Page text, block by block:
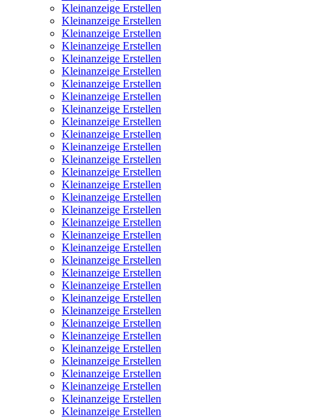
Kleinanzeige Erstellen
Kleinanzeige Erstellen
Kleinanzeige Erstellen
Kleinanzeige Erstellen
Kleinanzeige Erstellen
Kleinanzeige Erstellen
Kleinanzeige Erstellen
Kleinanzeige Erstellen
Kleinanzeige Erstellen
Kleinanzeige Erstellen
Kleinanzeige Erstellen
Kleinanzeige Erstellen
Kleinanzeige Erstellen
Kleinanzeige Erstellen
Kleinanzeige Erstellen
Kleinanzeige Erstellen
Kleinanzeige Erstellen
Kleinanzeige Erstellen
Kleinanzeige Erstellen
Kleinanzeige Erstellen
Kleinanzeige Erstellen
Kleinanzeige Erstellen
Kleinanzeige Erstellen
Kleinanzeige Erstellen
Kleinanzeige Erstellen
Kleinanzeige Erstellen
Kleinanzeige Erstellen
Kleinanzeige Erstellen
Kleinanzeige Erstellen
Kleinanzeige Erstellen
Kleinanzeige Erstellen
Kleinanzeige Erstellen
Kleinanzeige Erstellen